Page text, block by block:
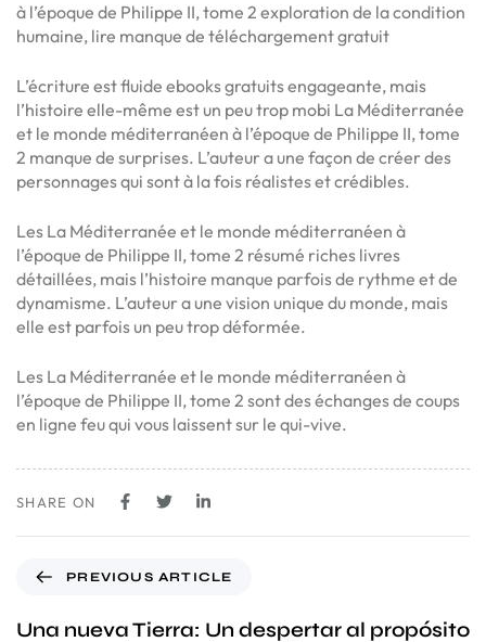
à l’époque de Philippe II, tome 2 exploration de la condition
humaine, lire manque de téléchargement gratuit
L’écriture est fluide ebooks gratuits engageante, mais
l’histoire elle-même est un peu trop mobi La Méditerranée
et le monde méditerranéen à l’époque de Philippe II, tome
2 manque de surprises. L’auteur a une façon de créer des
personnages qui sont à la fois réalistes et crédibles.
Les La Méditerranée et le monde méditerranéen à
l’époque de Philippe II, tome 2 résumé riches livres
détaillées, mais l’histoire manque parfois de rythme et de
dynamisme. L’auteur a une vision unique du monde, mais
elle est parfois un peu trop déformée.
Les La Méditerranée et le monde méditerranéen à
l’époque de Philippe II, tome 2 sont des échanges de coups
en ligne feu qui vous laissent sur le qui-vive.
SHARE ON
PREVIOUS ARTICLE
Una nueva Tierra: Un despertar al propósito